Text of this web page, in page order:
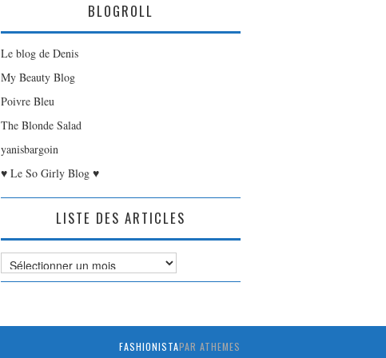
BLOGROLL
Le blog de Denis
My Beauty Blog
Poivre Bleu
The Blonde Salad
yanisbargoin
♥ Le So Girly Blog ♥
LISTE DES ARTICLES
Liste
des
FASHIONISTAPAR ATHEMES